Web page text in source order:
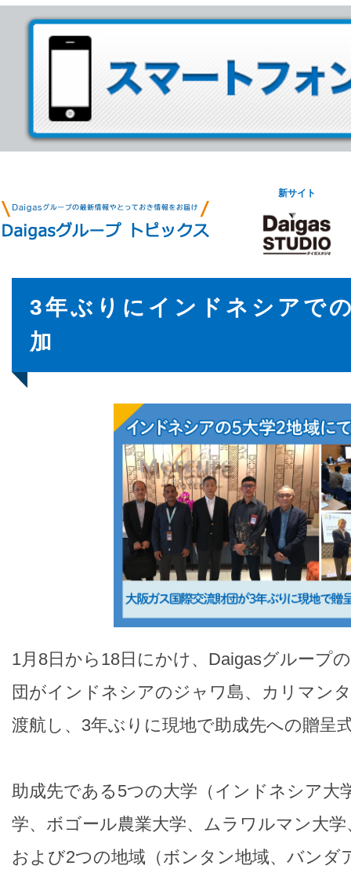
新サイト
3年ぶりにインドネシアで
加
1月8日から18日にかけ、Daigasグループ
団がインドネシアのジャワ島、カリマン
渡航し、3年ぶりに現地で助成先への贈呈
助成先である5つの大学（インドネシア大
学、ボゴール農業大学、ムラワルマン大
および2つの地域（ボンタン地域、バンダ